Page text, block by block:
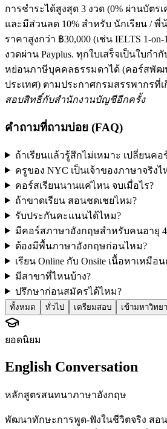
การชำระได้สูงสุด 3 งวด (0% ผ่านบัตรเ
และมีส่วนลด 10% สำหรับ นักเรียน / พี่
ราคาสูงกว่า ฿30,000 (เช่น IELTS 1-
งวดผ่าน Payplus. ทุกใบเสร็จเป็นใบก
หย่อนภาษีบุคคลธรรมดาได้ (คอร์สพัฒ
ประเทศ) ตามประกาศกรมสรรพากรที่
สอบสิทธิ์กับสำนักงานบัญชีอีกครั้ง
คำถามที่ถามบ่อย (FAQ)
ถ้าเรียนแล้วรู้สึกไม่เหมาะ เปลี่ยนคอ
ครูของ NYC เป็นเจ้าของภาษาจริงไ
คอร์สเรียนนานแค่ไหน จบเมื่อไร?
ถ้าขาดเรียน สอนชดเชยไหม?
รับประกันคะแนนได้ไหม?
มีคอร์สภาษาอังกฤษสำหรับคนอายุ
ต้องมีพื้นภาษาอังกฤษก่อนไหม?
เรียน Online กับ Onsite เนื้อหาเหมือ
มีสาขาที่ไหนบ้าง?
ปรึกษาก่อนสมัครได้ไหม?
ทั้งหมด ทั่วไป เตรียมสอบ เข้ามหาวิทย
ยอดนิยม
English Conversation
หลักสูตรสนทนาภาษาอังกฤษ
พัฒนาทักษะการพูด-ฟังในชีวิตจริง สอ